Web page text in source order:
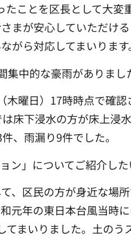
ことを区長として大
まが安心していただけ
がら対応してまいります
中的な豪雨がありまし
曜日）17時時点で確
床下浸水の方が床上
、雨漏り9件でした。
」についてご紹介した
、区民の方が身近な場
元年の東日本台風当時
まいりました。土の